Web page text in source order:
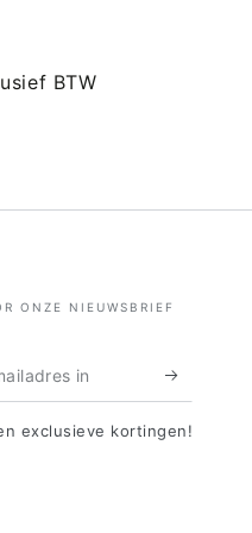
BTW
ONZE NIEUWSBRIEF
exclusieve kortingen!